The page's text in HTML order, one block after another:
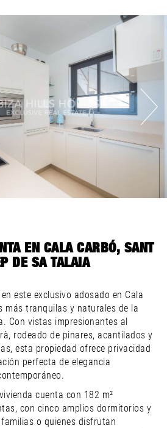
EN CALA CARBÓ, SANT
DE SA TALAIA
este exclusivo adosado en Cala
más tranquilas y naturales de la
Con vistas impresionantes al
rodeado de pinares, acantilados y
esta propiedad ofrece privacidad
perfecta de elegancia
cuenta con 182 m²
con cinco amplios dormitorios y
o quienes disfrutan